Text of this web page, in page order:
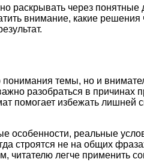
раскрывать через
внимание, какие
понимания темы, но и
разобраться в
помогает избежать
особенности, реальные
строятся не на общих
читателю легче применить